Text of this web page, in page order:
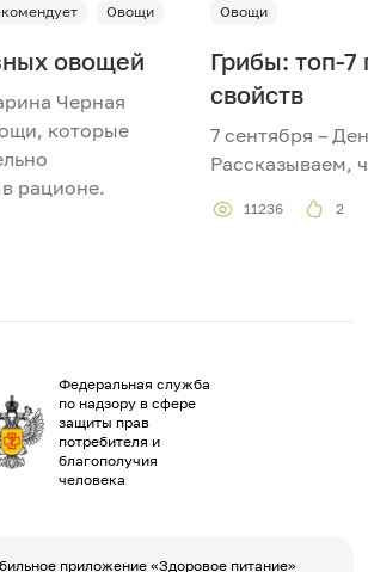
Овощи
овощей
Черная
которые
рационе.
Овощи
Грибы: топ-7
свойств
7 сентября –
Рассказываем,
11236 2
Федеральная служба
по надзору в сфере
защиты прав
потребителя и
благополучия
человека
приложение «Здоровое питание»